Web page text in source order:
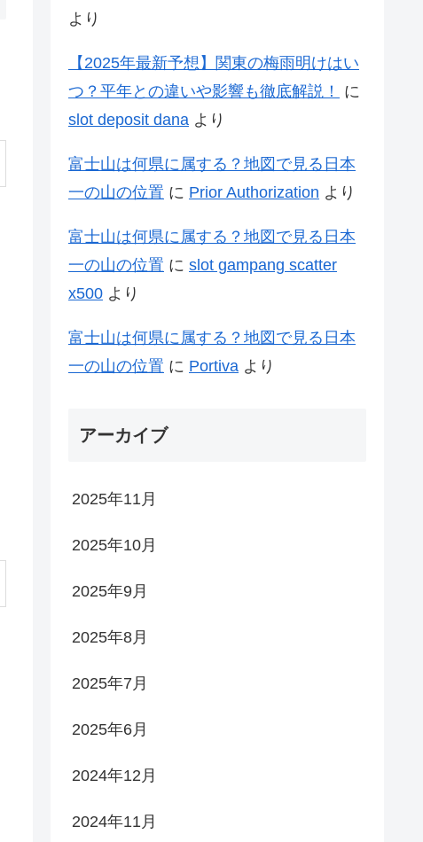
より
【2025年最新予想】関東の梅雨明けはい
つ？平年との違いや影響も徹底解説！
に
slot deposit dana より
富士山は何県に属する？地図で見る日本
一の山の位置 に Prior Authorization より
富士山は何県に属する？地図で見る日本
一の山の位置 に slot gampang scatter
x500 より
富士山は何県に属する？地図で見る日本
一の山の位置 に Portiva より
アーカイブ
2025年11月
2025年10月
2025年9月
2025年8月
2025年7月
2025年6月
2024年12月
2024年11月